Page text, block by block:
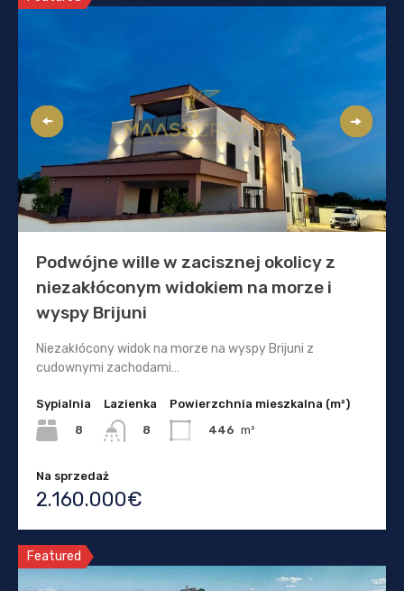
Podwójne wille w zacisznej okolicy z
niezakłóconym widokiem na morze i
wyspy Brijuni
Niezakłócony widok na morze na wyspy Brijuni z
cudownymi zachodami…
Sypialnia
8
Lazienka
8
Powierzchnia mieszkalna (m²)
446 m²
Na sprzedaż
2.160.000€
Featured